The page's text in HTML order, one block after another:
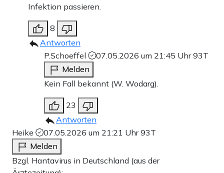
Infektion passieren.
8
Antworten
P.Schoeffel
07.05.2026 um 21:45 Uhr93T
Melden
Kein Fall bekannt (W. Wodarg).
23
Antworten
Heike
07.05.2026 um 21:21 Uhr93T
Melden
Bzgl. Hantavirus in Deutschland (aus der